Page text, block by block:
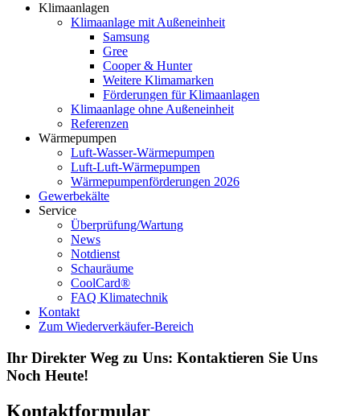
Klimaanlagen
Klimaanlage mit Außeneinheit
Samsung
Gree
Cooper & Hunter
Weitere Klimamarken
Förderungen für Klimaanlagen
Klimaanlage ohne Außeneinheit
Referenzen
Wärmepumpen
Luft-Wasser-Wärmepumpen
Luft-Luft-Wärmepumpen
Wärmepumpenförderungen 2026
Gewerbekälte
Service
Überprüfung/Wartung
News
Notdienst
Schauräume
CoolCard®
FAQ Klimatechnik
Kontakt
Zum Wiederverkäufer-Bereich
Ihr Direkter Weg zu Uns: Kontaktieren Sie Uns
Noch Heute!
Kontaktformular